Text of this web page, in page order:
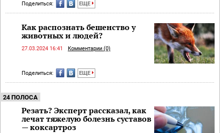
Поделиться: ЕЩЕ
Как распознать бешенство у
животных и людей?
27.03.2024 16:41 Комментарии (0)
Поделиться: ЕЩЕ
24 ПОЛОСА
Резать? Эксперт рассказал, как
лечат тяжелую болезнь суставов
— коксартроз